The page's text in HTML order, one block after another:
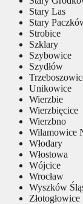
Stary Las
Stary
Strobice
Szklary
Szybowice
Szydłów
Unikowice
Wierzbie
Wierzbięcice
Wierzbno
Wilamowice
Włodary
Włostowa
Wójcice
Wrocław
Wyszków
Złotogłowice